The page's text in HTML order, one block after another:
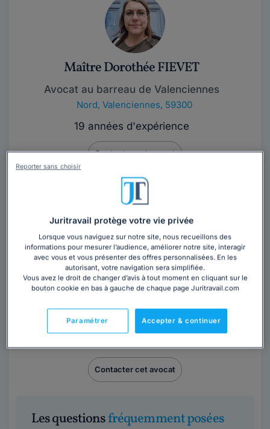
Maître Dorothée FIEVET
Avocat au barreau de Valenciennes
Nord, Valenciennes, 59300
19 années d'expérience
Contacter cet avocat
Maître Dorothée FIEVET est avocat en droit du travail,
en droit du dommage corporel et en droit de la sécurité
sociale et de la protection...
Lire la suite
Maître Thierry LAUGIER
Contacter cet avocat
Les questionsfréquemment posées
Juritravail protège votre vie privée
Lorsque vous naviguez sur notre site, nous recueillons des
informations pour mesurer l’audience, améliorer notre site, interagir
avec vous et vous présenter des offres personnalisées. En les
autorisant, votre navigation sera simplifiée.
Vous avez le droit de changer d’avis à tout moment en cliquant sur le
bouton cookie en bas à gauche de chaque page Juritravail.com
Accepter & continuer
Paramétrer
Reporter sans choisir